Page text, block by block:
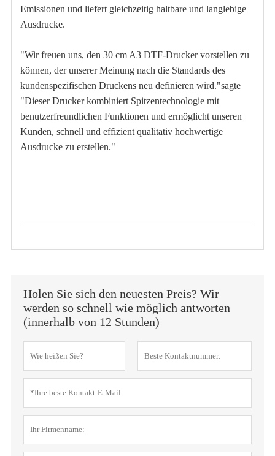
Emissionen und liefert gleichzeitig haltbare und langlebige
Ausdrucke.
"Wir freuen uns, den 30 cm A3 DTF-Drucker vorstellen zu
können, der unserer Meinung nach die Standards des
kundenspezifischen Druckens neu definieren wird."sagte
"Dieser Drucker kombiniert Spitzentechnologie mit
benutzerfreundlichen Funktionen und ermöglicht unseren
Kunden, schnell und effizient qualitativ hochwertige
Ausdrucke zu erstellen."
Holen Sie sich den neuesten Preis? Wir
werden so schnell wie möglich antworten
(innerhalb von 12 Stunden)